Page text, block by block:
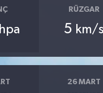
hpa
RÜZGAR
5 km/s
26 MART